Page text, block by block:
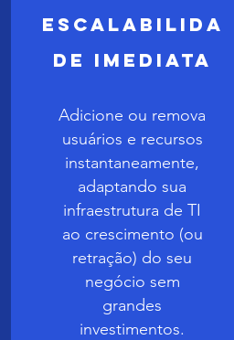
Escalabilida
de Imediata
Adicione ou remova
usuários e recursos
instantaneamente,
adaptando sua
infraestrutura de TI
ao crescimento (ou
retração) do seu
negócio sem
grandes
investimentos.